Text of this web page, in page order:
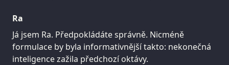
Ra
Já jsem Ra. Předpokládáte správně. Nicméně
formulace by byla informativnější takto: nekonečná
inteligence zažila předchozí oktávy.